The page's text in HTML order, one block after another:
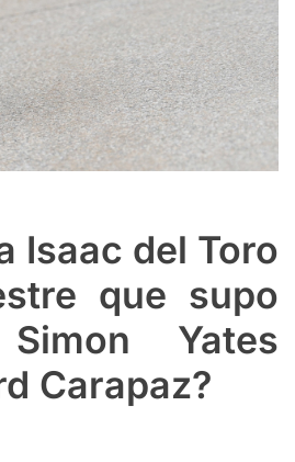
Isaac del Toro
que supo
Yates
Carapaz?